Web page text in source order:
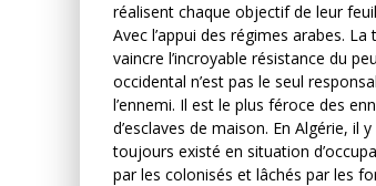
réalisent chaque objectif de leur
Avec l’appui des régimes arabes.
vaincre l’incroyable résistance du
occidental n’est pas le seul
l’ennemi. Il est le plus féroce des
d’esclaves de maison. En Algérie,
toujours existé en situation
par les colonisés et lâchés par les